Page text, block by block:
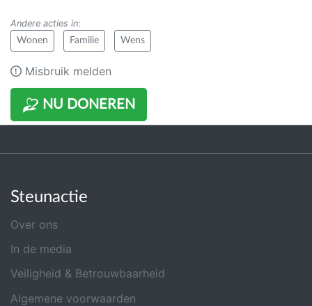
NU DONEREN
Andere acties in:
Wonen Familie Wens
Misbruik melden
Steunactie
Over ons
In de media
Veiligheid & Betrouwbaarheid
Algemene voorwaarden